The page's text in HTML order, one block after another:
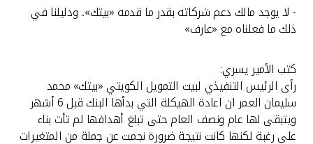
مصر
المملكة المتحدة
مملكة البحرين
- لا يوجد مالك دعم شركاته بقدر ما قدمه «بيتك».. ودليلنا في
ذلك ما فعلناه مع «عارف»
كتب الأمير يسري:
رأى الرئيس التنفيذي لبيت التمويل الكويتي «بيتك» محمد
سليمان العمر ان اعادة الهيكلة التي بدأها البنك قبل 6 أشهر
ويتبقى لها عام ونصف العام حتى تبلغ أهدافها لم تأت بناء
على رغبة لكنها كانت نتيجة ضرورة نجمت عن جملة من المتغيرات